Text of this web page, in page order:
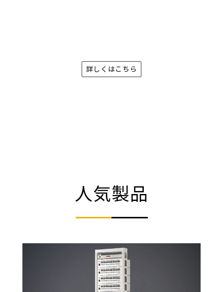
詳しくはこちら
人気製品